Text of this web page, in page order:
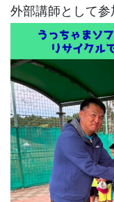
外部講師として